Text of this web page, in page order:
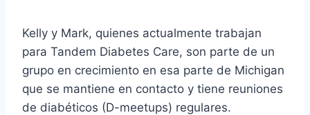
Kelly y Mark, quienes actualmente trabajan
para Tandem Diabetes Care, son parte de un
grupo en crecimiento en esa parte de Michigan
que se mantiene en contacto y tiene reuniones
de diabéticos (D-meetups) regulares.